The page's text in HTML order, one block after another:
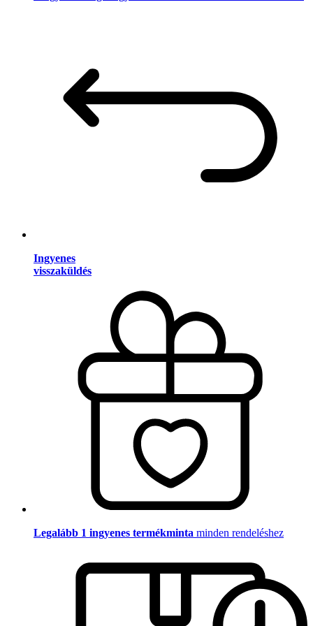
Ingyenes
visszaküldés
Legalább 1 ingyenes termékminta minden rendeléshez